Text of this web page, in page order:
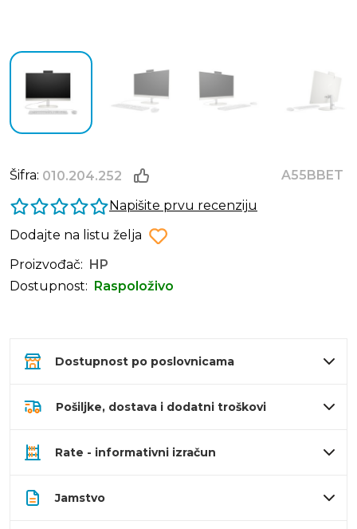
Šifra: 010.204.252
A55BBET
Napišite prvu recenziju
Dodajte na listu želja
Proizvođač:
HP
Dostupnost:
Raspoloživo
Dostupnost po poslovnicama
Pošiljke, dostava i dodatni troškovi
Rate - informativni izračun
Jamstvo